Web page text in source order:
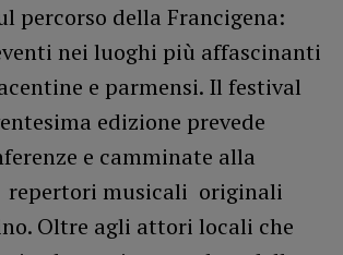
percorso della Francigena:
nei luoghi più affascinanti
e parmensi. Il festival
edizione prevede
e camminate alla
repertori musicali originali
Oltre agli attori locali che